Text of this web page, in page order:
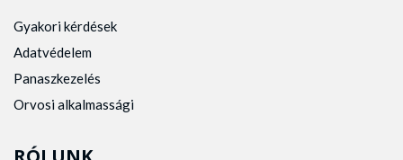
Gyakori kérdések
Adatvédelem
Panaszkezelés
Orvosi alkalmassági